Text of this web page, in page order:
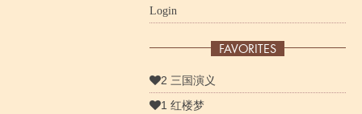
Login
FAVORITES
2 三国演义
1 红楼梦